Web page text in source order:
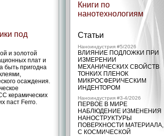
Книги по
нанотехнологиям
Статьи
Наноиндустрия #5/2026
ВЛИЯНИЕ ПОДЛОЖКИ ПРИ
ИЗМЕРЕНИИ
МЕХАНИЧЕСКИХ СВОЙСТВ
ТОНКИХ ПЛЕНОК
МИКРОСФЕРИЧЕСКИМ
ИНДЕНТОРОМ
Наноиндустрия #3-4/2026
ПЕРВОЕ В МИРЕ
НАБЛЮДЕНИЕ ИЗМЕНЕНИЯ
НАНОСТРУКТУРЫ
ПОВЕРХНОСТИ МАТЕРИАЛА,
С КОСМИЧЕСКОЙ
под
и золотой
плат и
быть пригодна
осаждения.
керамических
паст Ferro.